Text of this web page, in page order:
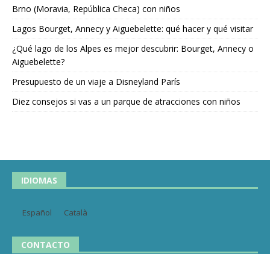
Brno (Moravia, República Checa) con niños
Lagos Bourget, Annecy y Aiguebelette: qué hacer y qué visitar
¿Qué lago de los Alpes es mejor descubrir: Bourget, Annecy o
Aiguebelette?
Presupuesto de un viaje a Disneyland París
Diez consejos si vas a un parque de atracciones con niños
IDIOMAS
Español Català
CONTACTO